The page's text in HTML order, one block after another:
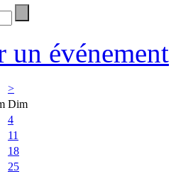
un événement
>
Dim
4
11
18
25